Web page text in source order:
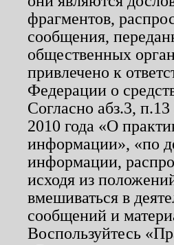
фрагментов,
сообщения,
общественных
привлечено к
Федерации о
Согласно абз.3,
2010 года «О
информации», «по
информации,
исходя из
вмешиваться в
сообщений и
Воспользуйтесь